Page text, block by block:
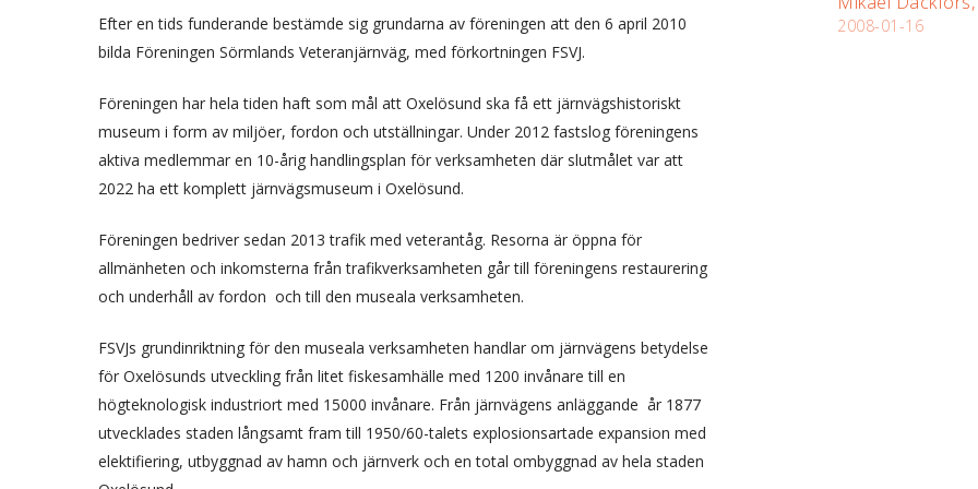
Efter en tids funderande bestämde sig grundarna av föreningen att den 6 april 2010
bilda Föreningen Sörmlands Veteranjärnväg, med förkortningen FSVJ.
Föreningen har hela tiden haft som mål att Oxelösund ska få ett järnvägshistoriskt
museum i form av miljöer, fordon och utställningar. Under 2012 fastslog föreningens
aktiva medlemmar en 10-årig handlingsplan för verksamheten där slutmålet var att
2022 ha ett komplett järnvägsmuseum i Oxelösund.
Föreningen bedriver sedan 2013 trafik med veterantåg. Resorna är öppna för
allmänheten och inkomsterna från trafikverksamheten går till föreningens restaurering
och underhåll av fordon och till den museala verksamheten.
FSVJs grundinriktning för den museala verksamheten handlar om järnvägens betydelse
för Oxelösunds utveckling från litet fiskesamhälle med 1200 invånare till en
högteknologisk industriort med 15000 invånare. Från järnvägens anläggande år 1877
utvecklades staden långsamt fram till 1950/60-talets explosionsartade expansion med
elektifiering, utbyggnad av hamn och järnverk och en total ombyggnad av hela staden
2008-01-16